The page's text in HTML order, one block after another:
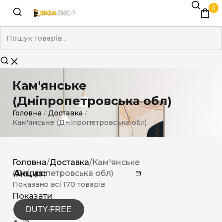
0
Кам'янське
(Дніпропетровська обл)
Головна / Доставка /
Кам'янське (Дніпропетровська обл)
Акциз:
DUTY-FREE
Головна/Доставка/Кам'янське
(Дніпропетровська обл)
Показано всі 170 товарів
Показати
12